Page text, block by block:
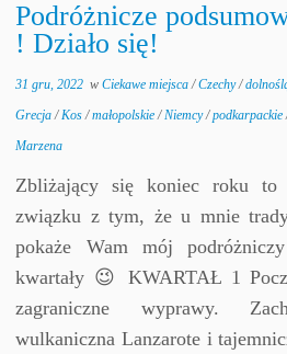
Podróżnicze
! Działo się!
31 gru, 2022 wCiekawe miejsca/Czechy/
Grecja/Kos/małopolskie/Niemcy/podkarpackie
Marzena
Zbliżający się koniec roku to
związku z tym, że u mnie
pokaże Wam mój
kwartały 😉 KWARTAŁ 1
zagraniczne wyprawy.
wulkaniczna Lanzarote i